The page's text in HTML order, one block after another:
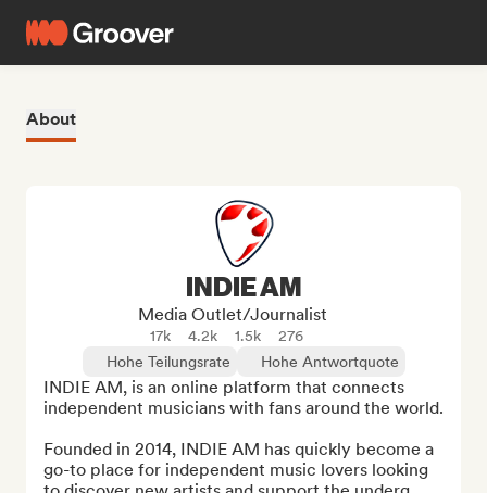
About
INDIE AM
Media Outlet/Journalist
17k 4.2k 1.5k
276
Hohe Teilungsrate
Hohe Antwortquote
INDIE AM, is an online platform that connects
independent musicians with fans around the world.
Founded in 2014, INDIE AM has quickly become a
go-to place for independent music lovers looking